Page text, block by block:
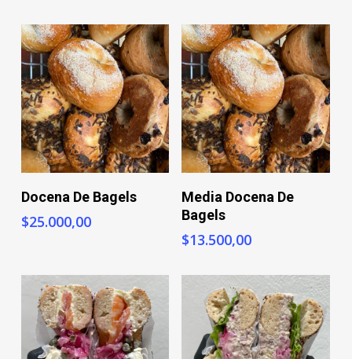
+ Info
Docena De Bagels
$25.000,00
+ Info
Media Docena De
Bagels
$13.500,00